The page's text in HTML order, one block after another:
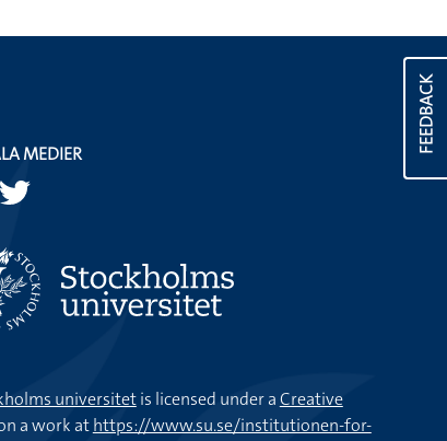
FEEDBACK
MEDIER
universitetis licensed under aCreative
a work athttps://www.su.se/institutionen-for-